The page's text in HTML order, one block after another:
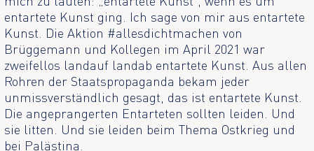
entartete Kunst ging. Ich sage von mir aus entartete
Kunst. Die Aktion #allesdichtmachen von
Brüggemann und Kollegen im April 2021 war
zweifellos landauf landab entartete Kunst. Aus allen
Rohren der Staatspropaganda bekam jeder
unmissverständlich gesagt, das ist entartete Kunst.
Die angeprangerten Entarteten sollten leiden. Und
sie litten. Und sie leiden beim Thema Ostkrieg und
bei Palästina.